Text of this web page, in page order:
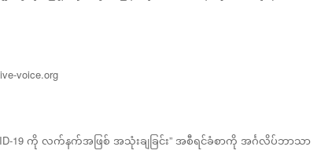
voice.org
19 ကို လက်နက်အဖြစ် အသုံးချခြင်း” အစီရင်ခံစာကို အင်္ဂလိပ်ဘာသာ